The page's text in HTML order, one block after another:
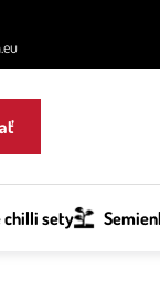
chilli sety